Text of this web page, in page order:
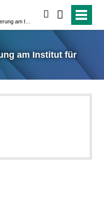
am Institut für